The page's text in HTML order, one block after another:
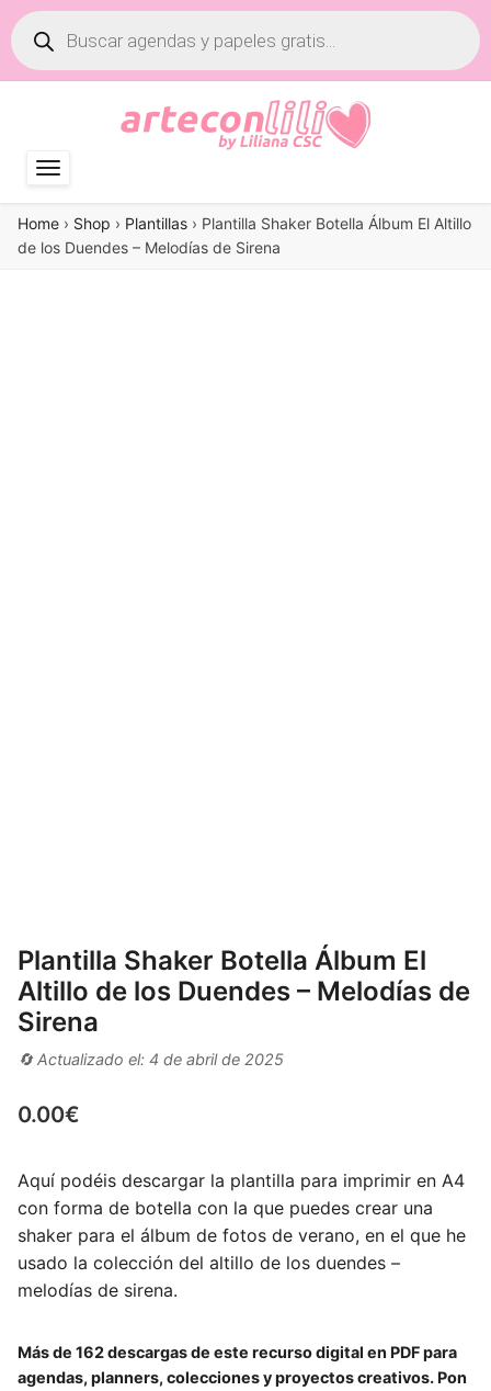
Búsqueda
de
productos
Home › Shop › Plantillas › Plantilla Shaker Botella Álbum El Altillo
de los Duendes – Melodías de Sirena
Plantilla Shaker Botella Álbum El
Altillo de los Duendes – Melodías de
Sirena
🔄 Actualizado el: 4 de abril de 2025
0.00€
Aquí podéis descargar la plantilla para imprimir en A4
con forma de botella con la que puedes crear una
shaker para el álbum de fotos de verano, en el que he
usado la colección del altillo de los duendes –
melodías de sirena.
Más de 162 descargas de este recurso digital en PDF para
agendas, planners, colecciones y proyectos creativos. Pon